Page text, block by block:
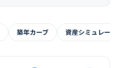
築年カーブ 資産シミュレー